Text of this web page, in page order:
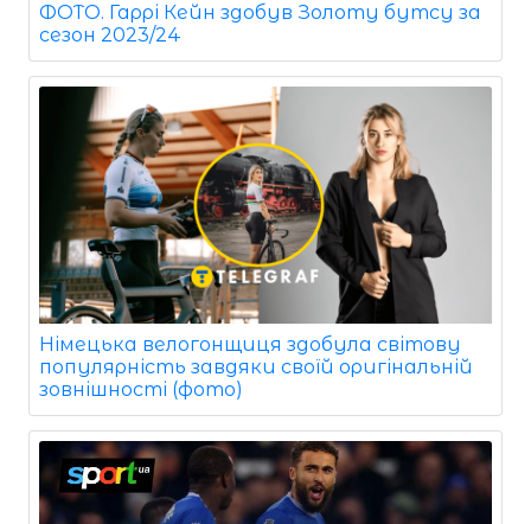
ФОТО. Гаррі Кейн здобув Золоту бутсу за
сезон 2023/24
Німецька велогонщиця здобула світову
популярність завдяки своїй оригінальній
зовнішності (фото)